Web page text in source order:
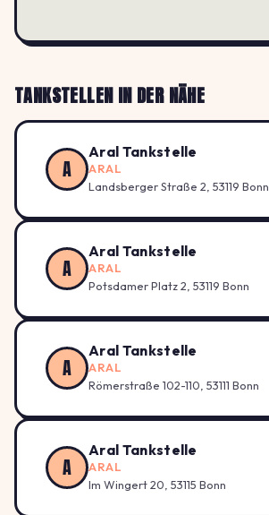
TANKSTELLEN IN DER NÄHE
A
Aral Tankstelle
ARAL
Landsberger Straße 2, 53119 Bonn
A
Aral Tankstelle
ARAL
Potsdamer Platz 2, 53119 Bonn
A
Aral Tankstelle
ARAL
Römerstraße 102-110, 53111 Bonn
A
Aral Tankstelle
ARAL
Im Wingert 20, 53115 Bonn